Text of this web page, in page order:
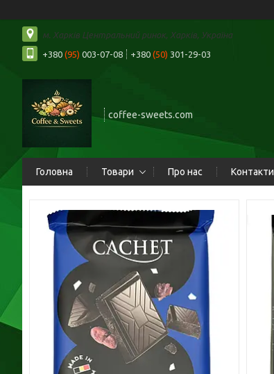
м. Харків Центральний ринок, Харків, Україна
+380 (95) 003-07-08 +380 (50) 301-29-03
coffee-sweets.com
Головна Товари Про нас Контакти